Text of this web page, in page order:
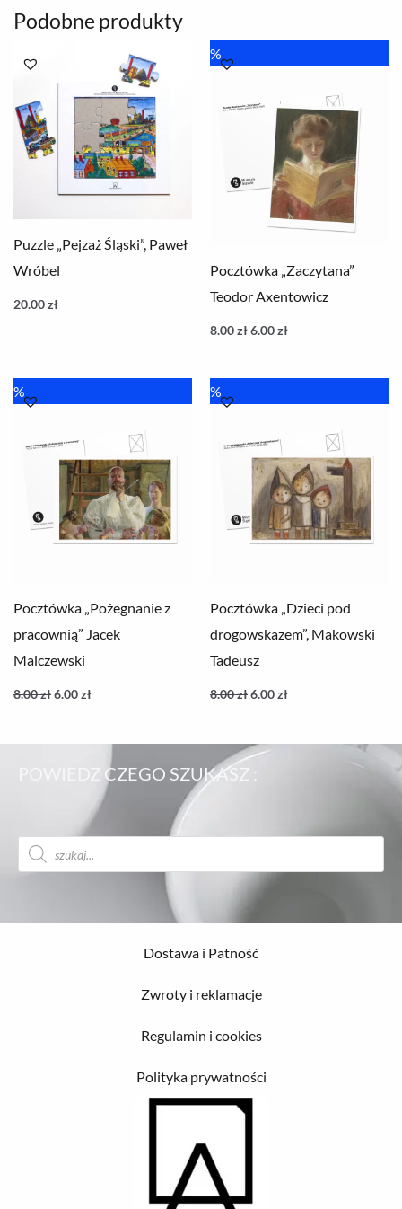
Podobne produkty
Puzzle „Pejzaż Śląski”, Paweł
Wróbel
20.00zł
%
Pocztówka „Zaczytana”
Teodor Axentowicz
8.00zł
cena
6.00zł
cena
6.00 zł.
%
Pocztówka „Pożegnanie z
pracownią” Jacek
Malczewski
8.00zł
cena
6.00zł
cena
6.00 zł.
%
Pocztówka „Dzieci pod
drogowskazem”, Makowski
Tadeusz
8.00zł
cena
6.00zł
cena
6.00 zł.
POWIEDZ CZEGO SZUKASZ :
Wyszukiwarka
produktów
Dostawa i Patność
Zwroty i reklamacje
Regulamin i cookies
Polityka prywatności